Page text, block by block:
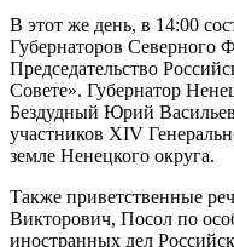
В этот же день, в 14:00
Губернаторов
Председательство
Совете». Губернатор
Бездудный Юрий
участников XIV
земле Ненецкого округа.
Также приветственные
Викторович, Посол по
иностранных дел